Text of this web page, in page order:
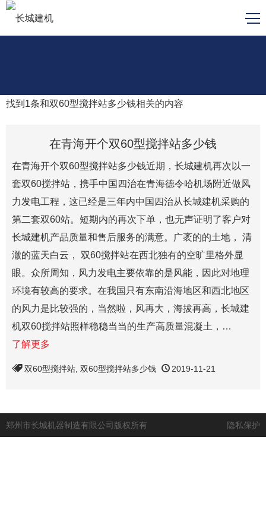
找到 1条和双60型搅拌站多少钱相关的内容
在青海开个双60型搅拌站多少钱
在青海开个双60型搅拌站多少钱近期，长城建机再次以一
套双60搅拌站，携手中国四治在青海德令哈机场附近做风
力发电工程，这已经是三年内中国四治从长城建机采购的
第二套双60站。短期内的再次下单，也无声证明了客户对
长城建机产品质量和售后服务的满意。广袤的的土地， 清
澈的蓝天白云， 双60搅拌站在西北独有的空旷里格外显
眼。众所周知，风力发电主要依靠的是风能，因此对地理
环境有较高的要求。在我国只有东南沿海地区和西北地区
的风力是比较强的，当然啦，风再大，海拔再高，长城建
机双60搅拌站照样稳稳当当的生产高质量混凝土，…
了解更多
双60型搅拌站 双60型搅拌站多少钱 2019-11-21
郑州市长城机器制造有限公司版权所有 隐私保护